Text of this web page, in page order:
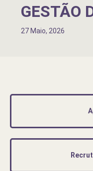
GESTÃO
27 Maio, 2026